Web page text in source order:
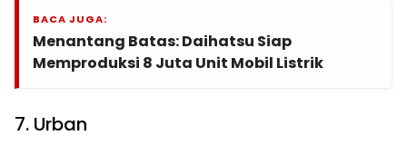
BACA JUGA:
Menantang Batas: Daihatsu Siap
Memproduksi 8 Juta Unit Mobil Listrik
7. Urban